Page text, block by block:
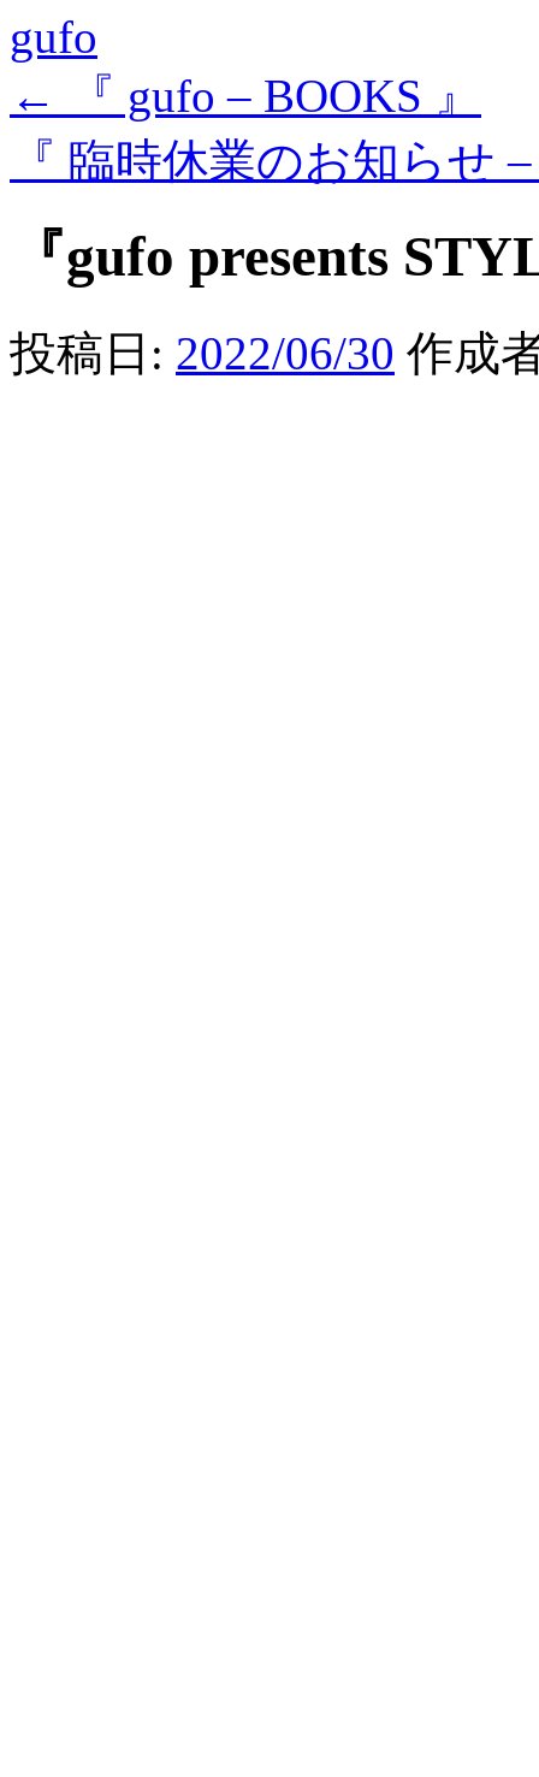
gufo
←
『 gufo – BOOKS 』
『 臨時休業のお知らせ
『gufo presents
投稿日: 2022/06/30 作成